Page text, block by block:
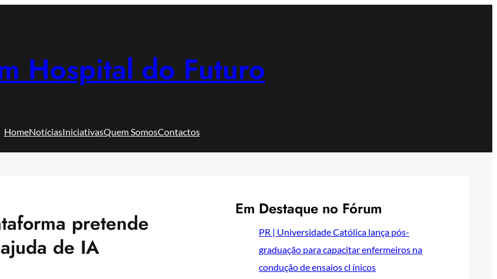
Hospital do Futuro
HomeNotíciasIniciativasQuem SomosContactos
pretende
de IA
Em Destaque no Fórum
PR | Universidade Católica lança pós-
graduação para capacitar enfermeiros na
condução de ensaios cl ínicos